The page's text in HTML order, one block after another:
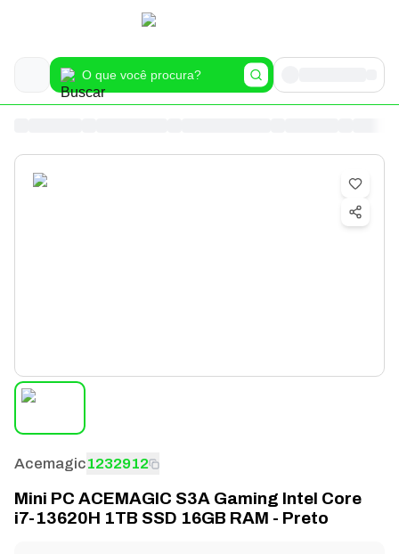
Acemagic1232912
Mini PC ACEMAGIC S3A Gaming Intel Core
i7-13620H 1TB SSD 16GB RAM - Preto